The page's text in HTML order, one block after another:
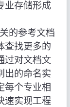
业存储形成
的参考文档
查找更多的
过对文档文
出的命名实
每个专业相
速实现工程